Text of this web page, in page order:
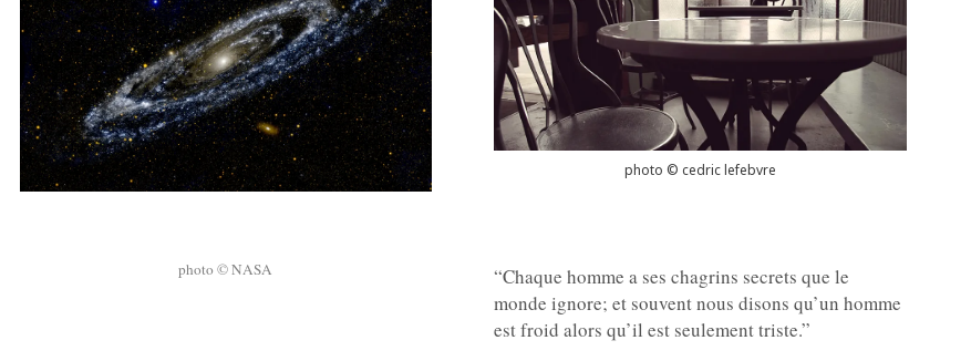
photo © NASA
photo © cedric lefebvre
“Chaque homme a ses chagrins secrets que le
monde ignore; et souvent nous disons qu’un homme
est froid alors qu’il est seulement triste.”